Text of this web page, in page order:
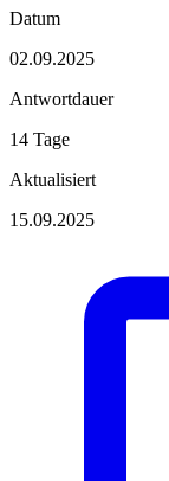
Datum
02.09.2025
Antwortdauer
14 Tage
Aktualisiert
15.09.2025